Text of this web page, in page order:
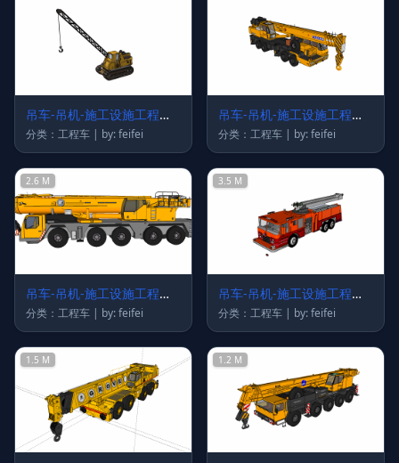
吊车-吊机-施工设施工程车
68
分类：工程车 | by: feifei
吊车-吊机-施工设施工程车
49
分类：工程车 | by: feifei
2.6 M
吊车-吊机-施工设施工程车
48
分类：工程车 | by: feifei
3.5 M
吊车-吊机-施工设施工程车
30
分类：工程车 | by: feifei
1.5 M 1.2 M